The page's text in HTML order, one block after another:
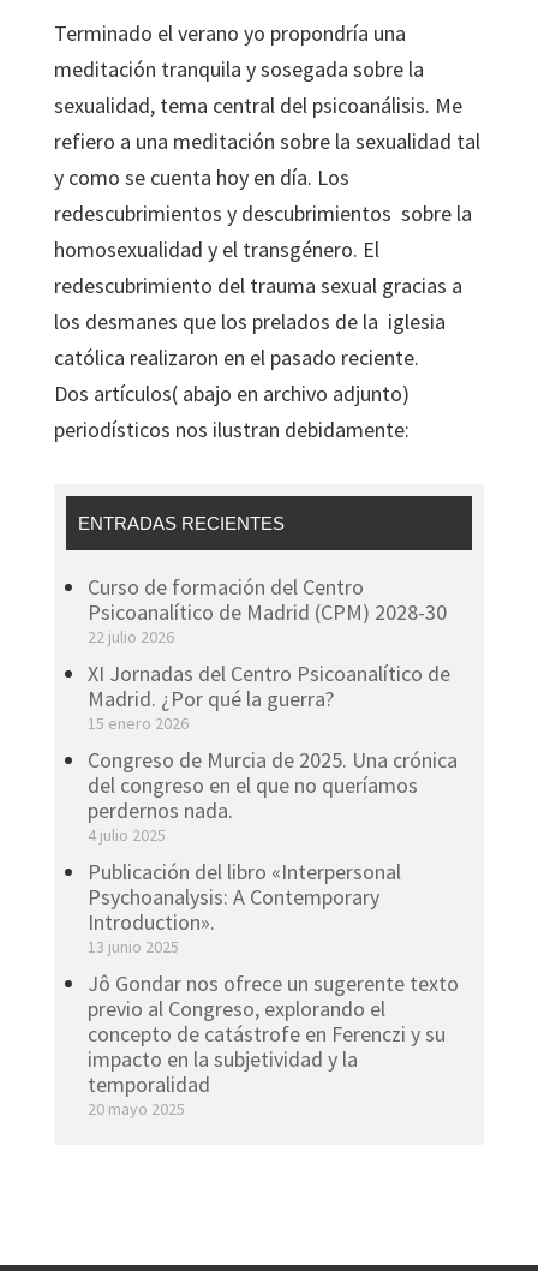
Terminado el verano yo propondría una
meditación tranquila y sosegada sobre la
sexualidad, tema central del psicoanálisis. Me
refiero a una meditación sobre la sexualidad tal
y como se cuenta hoy en día. Los
redescubrimientos y descubrimientos sobre la
homosexualidad y el transgénero. El
redescubrimiento del trauma sexual gracias a
los desmanes que los prelados de la iglesia
católica realizaron en el pasado reciente.
Dos artículos( abajo en archivo adjunto)
periodísticos nos ilustran debidamente:
ENTRADAS RECIENTES
Curso de formación del Centro
Psicoanalítico de Madrid (CPM) 2028-30
22 julio 2026
XI Jornadas del Centro Psicoanalítico de
Madrid. ¿Por qué la guerra?
15 enero 2026
Congreso de Murcia de 2025. Una crónica
del congreso en el que no queríamos
perdernos nada.
4 julio 2025
Publicación del libro «Interpersonal
Psychoanalysis: A Contemporary
Introduction».
13 junio 2025
Jô Gondar nos ofrece un sugerente texto
previo al Congreso, explorando el
concepto de catástrofe en Ferenczi y su
impacto en la subjetividad y la
temporalidad
20 mayo 2025